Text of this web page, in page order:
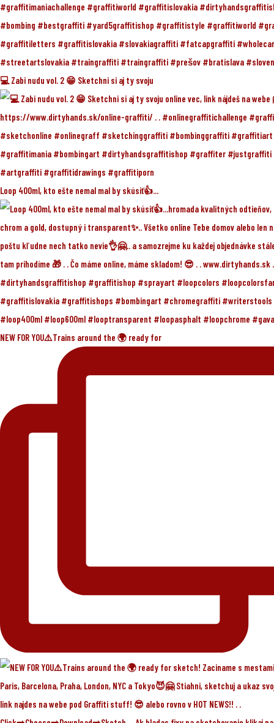
💻 Zabi nudu vol. 2 😁 Sketchni si aj ty svoju
Loop 400ml, kto ešte nemal mal by skúsiť👍...
NEW FOR YOU⚠️Trains around the 🌍 ready for